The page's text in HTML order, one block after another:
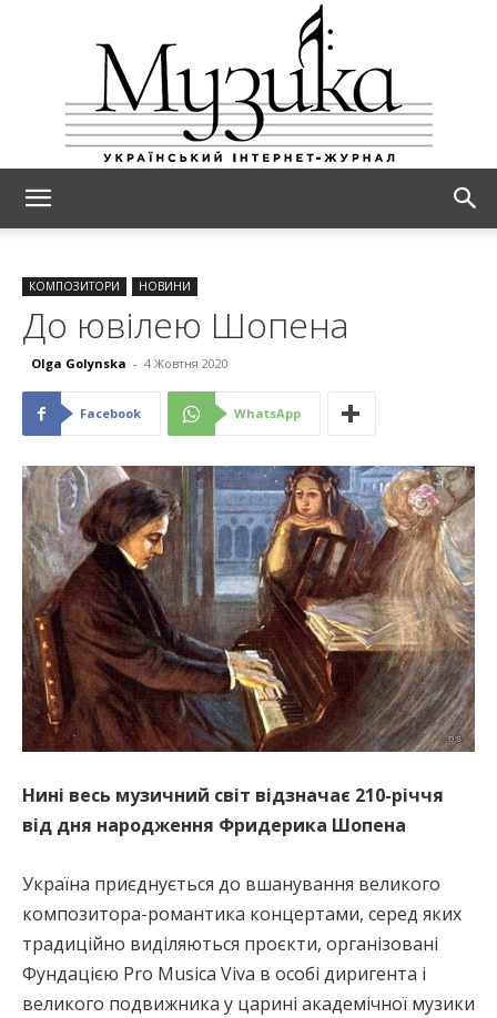
КОМПОЗИТОРИ НОВИНИ
До ювілею Шопена
Olga Golynska - 4 Жовтня 2020
Facebook WhatsApp
Нині весь музичний світ відзначає 210-річчя
від дня народження Фридерика Шопена
Україна приєднується до вшанування великого
композитора-романтика концертами, серед яких
традиційно виділяються проєкти, організовані
Фундацією Pro Musica Viva в особі диригента і
великого подвижника у царині академічної музики